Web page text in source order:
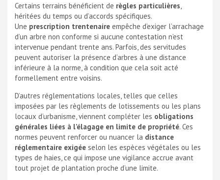
Certains terrains bénéficient de règles particulières
héritées du temps ou d’accords spécifiques.
Une prescription trentenaire empêche d’exiger l’arrachage
d’un arbre non conforme si aucune contestation n’est
intervenue pendant trente ans. Parfois, des servitudes
peuvent autoriser la présence d’arbres à une distance
inférieure à la norme, à condition que cela soit acté
formellement entre voisins.
D’autres réglementations locales, telles que celles
imposées par les règlements de lotissements ou les plans
locaux d’urbanisme, viennent compléter les obligations
générales liées à l’élagage en limite de propriété. Ces
normes peuvent renforcer ou nuancer la distance
réglementaire exigée selon les espèces végétales ou les
types de haies, ce qui impose une vigilance accrue avant
tout projet de plantation proche d’une limite.